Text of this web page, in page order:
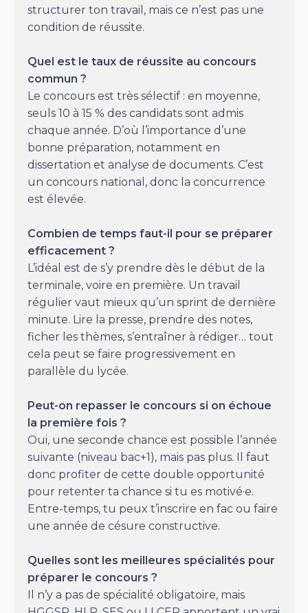
structurer ton travail, mais ce n’est pas une
condition de réussite.
Quel est le taux de réussite au concours
commun ?
Le concours est très sélectif : en moyenne,
seuls 10 à 15 % des candidats sont admis
chaque année. D’où l’importance d’une
bonne préparation, notamment en
dissertation et analyse de documents. C’est
un concours national, donc la concurrence
est élevée.
Combien de temps faut-il pour se préparer
efficacement ?
L’idéal est de s’y prendre dès le début de la
terminale, voire en première. Un travail
régulier vaut mieux qu’un sprint de dernière
minute. Lire la presse, prendre des notes,
ficher les thèmes, s’entraîner à rédiger… tout
cela peut se faire progressivement en
parallèle du lycée.
Peut-on repasser le concours si on échoue
la première fois ?
Oui, une seconde chance est possible l’année
suivante (niveau bac+1), mais pas plus. Il faut
donc profiter de cette double opportunité
pour retenter ta chance si tu es motivé·e.
Entre-temps, tu peux t’inscrire en fac ou faire
une année de césure constructive.
Quelles sont les meilleures spécialités pour
préparer le concours ?
Il n’y a pas de spécialité obligatoire, mais